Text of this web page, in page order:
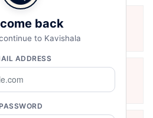
वंशज फेंक जहां तक भाला जाए:
back
to Kavishala
ADDRESS
PASSWORD